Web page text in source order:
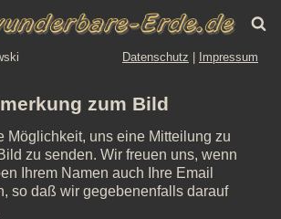
Datenschutz Impressum
zum Bild
Möglichkeit, uns eine Mitteilung zu
zu senden. Wir freuen uns, wenn
Ihrem Namen auch Ihre Email
so daß wir gegebenenfalls darauf